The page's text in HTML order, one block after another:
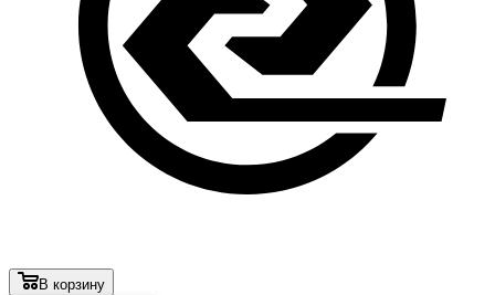
В корзину